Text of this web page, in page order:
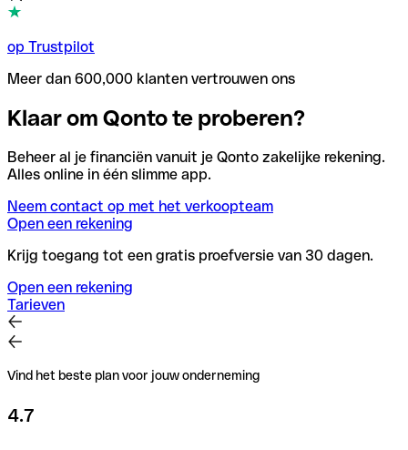
op Trustpilot
Meer dan 600,000 klanten vertrouwen ons
Klaar om Qonto te proberen?
Beheer al je financiën vanuit je Qonto zakelijke rekening.
Alles online in één slimme app.
Neem contact op met het verkoopteam
Open een rekening
Krijg toegang tot een gratis proefversie van 30 dagen.
Open een rekening
Tarieven
Vind het beste plan voor jouw onderneming
4.7